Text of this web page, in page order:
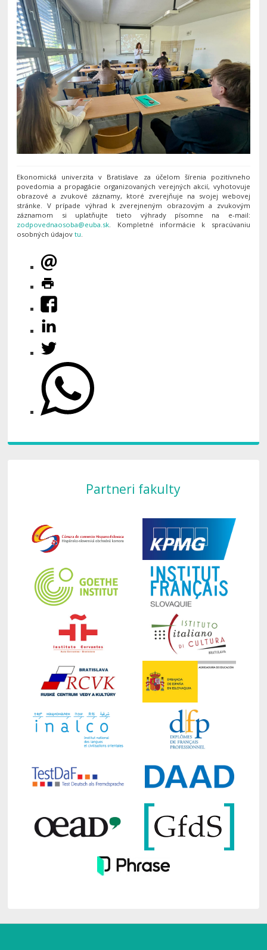
Ekonomická univerzita v Bratislave za účelom šírenia pozitívneho
povedomia a propagácie organizovaných verejných akcií, vyhotovuje
obrazové a zvukové záznamy, ktoré zverejňuje na svojej webovej
stránke. V prípade výhrad k zverejneným obrazovým a zvukovým
záznamom si uplatňujte tieto výhrady písomne na e-mail:
. Kompletné informácie k spracúvaniu
osobných údajovtu
Partneri fakulty